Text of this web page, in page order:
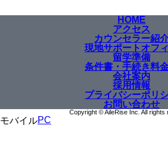
HOME
アクセス
カウンセラー紹
現地サポートオフ
留学準備
条件書・手続き料
会社案内
採用情報
プライバシーポリ
お問い合わせ
Copyright © AileRise Inc. All rights
モバイルPC